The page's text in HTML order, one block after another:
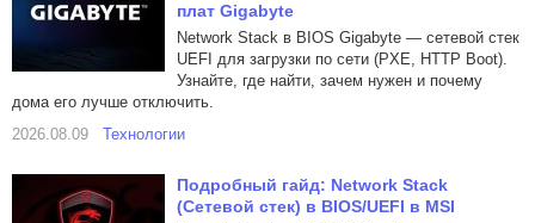
плат Gigabyte
Network Stack в BIOS Gigabyte — сетевой стек
UEFI для загрузки по сети (PXE, HTTP Boot).
Узнайте, где найти, зачем нужен и почему
дома его лучше отключить.
2026.08.09
Технологии
Подробный гайд: Network Stack
(Сетевой стек) в BIOS/UEFI в MSI